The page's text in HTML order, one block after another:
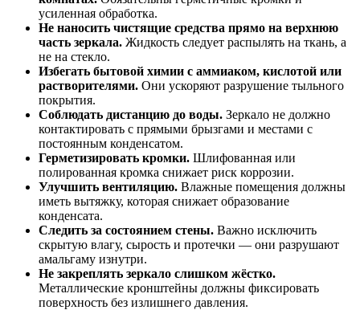
усиленная обработка.
Не наносить чистящие средства прямо на верхнюю
часть зеркала. Жидкость следует распылять на ткань, а
не на стекло.
Избегать бытовой химии с аммиаком, кислотой или
растворителями. Они ускоряют разрушение тыльного
покрытия.
Соблюдать дистанцию до воды. Зеркало не должно
контактировать с прямыми брызгами и местами с
постоянным конденсатом.
Герметизировать кромки. Шлифованная или
полированная кромка снижает риск коррозии.
Улучшить вентиляцию. Влажные помещения должны
иметь вытяжку, которая снижает образование
конденсата.
Следить за состоянием стены. Важно исключить
скрытую влагу, сырость и протечки — они разрушают
амальгаму изнутри.
Не закреплять зеркало слишком жёстко.
Металлические кронштейны должны фиксировать
поверхность без излишнего давления.